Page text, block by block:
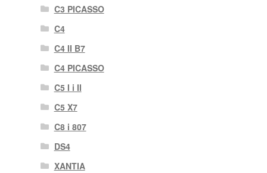
C3 PICASSO
C4
C4 II B7
C4 PICASSO
C5 I i II
C5 X7
C8 i 807
DS4
XANTIA